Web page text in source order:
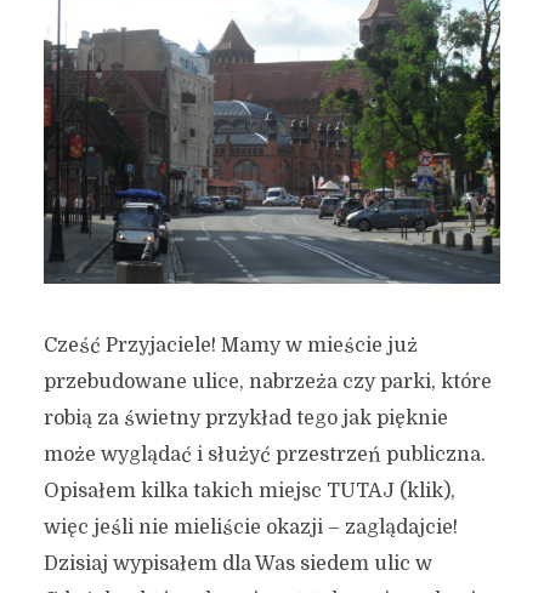
Cześć Przyjaciele! Mamy w mieście już
przebudowane ulice, nabrzeża czy parki, które
robią za świetny przykład tego jak pięknie
może wyglądać i służyć przestrzeń publiczna.
Opisałem kilka takich miejsc TUTAJ (klik),
więc jeśli nie mieliście okazji – zaglądajcie!
Dzisiaj wypisałem dla Was siedem ulic w